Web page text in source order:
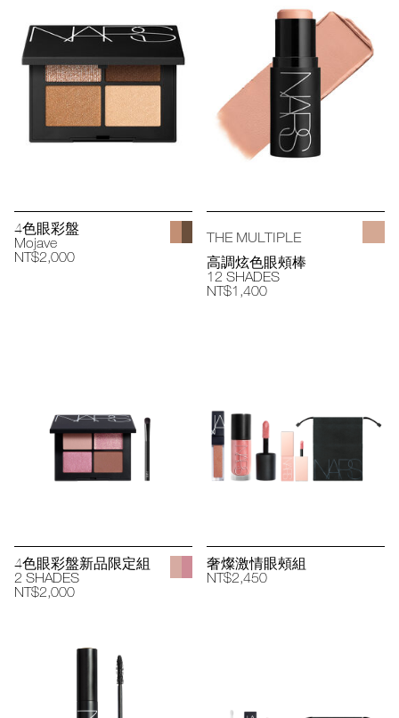
4色眼彩盤
Mojave
NT$2,000
THE MULTIPLE
高調炫色眼頰棒
12 SHADES
NT$1,400
4色眼彩盤新品限定組
2 SHADES
NT$2,000
奢燦激情眼頰組
NT$2,450